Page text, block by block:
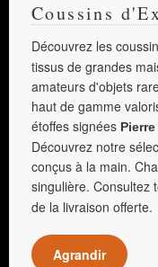
Coussins
Découvrez les
tissus de grandes
amateurs d'objets
haut de gamme
étoffes signées
Découvrez notre
conçus à la main.
singulière. Consultez
de la livraison offerte.
Agrandir